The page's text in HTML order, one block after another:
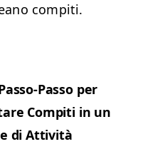
compiti.
Pas­so per
Com­pi­ti in un
di Attività